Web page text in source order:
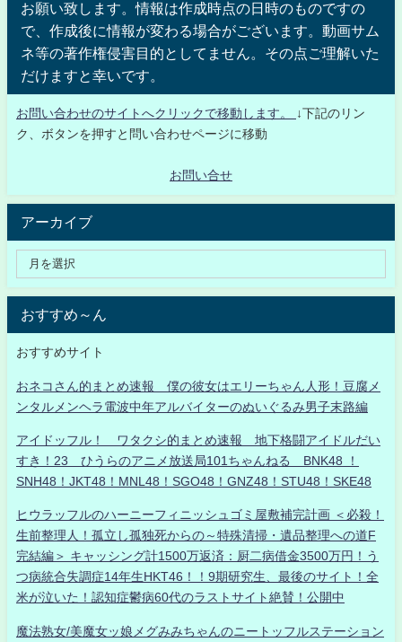
お願い致します。情報は作成時点の日時のものですの
で、作成後に情報が変わる場合がございます。動画サム
ネ等の著作権侵害目的としてません。その点ご理解いた
だけますと幸いです。
お問い合わせのサイトへクリックで移動します。
↓下記のリン
ク、ボタンを押すと問い合わせページに移動
お問い合せ
アーカイブ
おすすめ～ん
おすすめサイト
おネコさん的まとめ速報 僕の彼女はエリーちゃん人形！豆腐メ
ンタルメンヘラ電波中年アルバイターのぬいぐるみ男子末路編
アイドッフル！ ワタクシ的まとめ速報 地下格闘アイドルだい
すき！23 ひうらのアニメ放送局101ちゃんねる BNK48 ！
SNH48！JKT48！MNL48！SGO48！GNZ48！STU48！SKE48
ヒウラッフルのハーニーフィニッシュゴミ屋敷補完計画 ＜必殺！
生前整理人！孤立し孤独死からの～特殊清掃・遺品整理への道F
完結編＞ キャッシング計1500万返済：厨二病借金3500万円！う
つ病統合失調症14年生HKT46！！9期研究生、最後のサイト！全
米が泣いた！認知症鬱病60代のラストサイト絶賛！公開中
魔法熟女/美魔女ッ娘メグみみちゃんのニートッフルステーション